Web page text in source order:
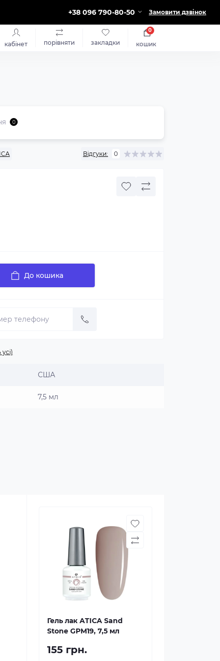
+38 096 790-80-50 Замовити дзвінок
кабінет порівняти закладки кошик
0
0
Відгуки: 0
До кошика
США
7,5 мл
Гель лак ATICA Sand
Stone GPM19, 7,5 мл
155 грн.